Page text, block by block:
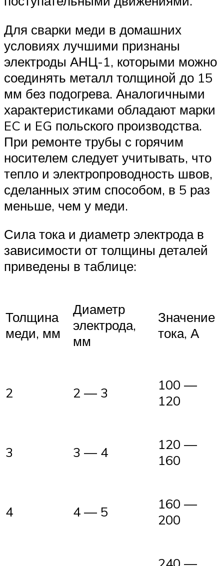
Для сварки меди в домашних
условиях лучшими признаны
электроды АНЦ-1, которыми можно
соединять металл толщиной до 15
мм без подогрева. Аналогичными
характеристиками обладают марки
EC и EG польского производства.
При ремонте трубы с горячим
носителем следует учитывать, что
тепло и электропроводность швов,
сделанных этим способом, в 5 раз
меньше, чем у меди.
Сила тока и диаметр электрода в
зависимости от толщины деталей
приведены в таблице:
Толщина
меди, мм
Диаметр
электрода,
мм
Значение
тока, А
2 2 — 3
100 —
120
3 3 — 4
120 —
160
4 4 — 5
160 —
200